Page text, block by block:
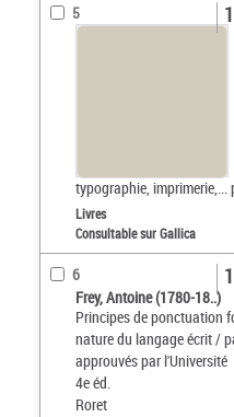
5
typographie, imprimerie,...
Livres
Consultable sur Gallica
6
Frey, Antoine (1780-18..)
Principes de ponctuation
nature du langage écrit /
approuvés par l'Université
4e éd.
Roret